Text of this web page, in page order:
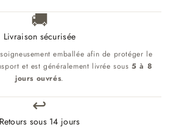
🚚
Livraison sécurisée
emballée afin de protéger le
et est généralement livrée sous5 à 8
jours ouvrés.
↩️
Retours sous 14 jours